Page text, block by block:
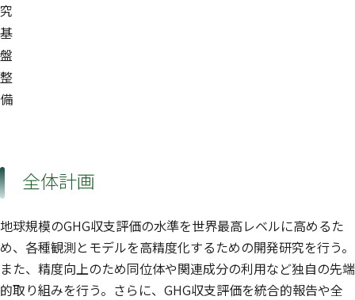
究
基
盤
整
備
全体計画
地球規模のGHG収支評価の水準を世界最高レベルに高めるた
め、各種観測とモデルを高精度化するための開発研究を行う。
また、精度向上のため同位体や関連成分の利用など独自の先端
的取り組みを行う。さらに、GHG収支評価を統合的報告や全